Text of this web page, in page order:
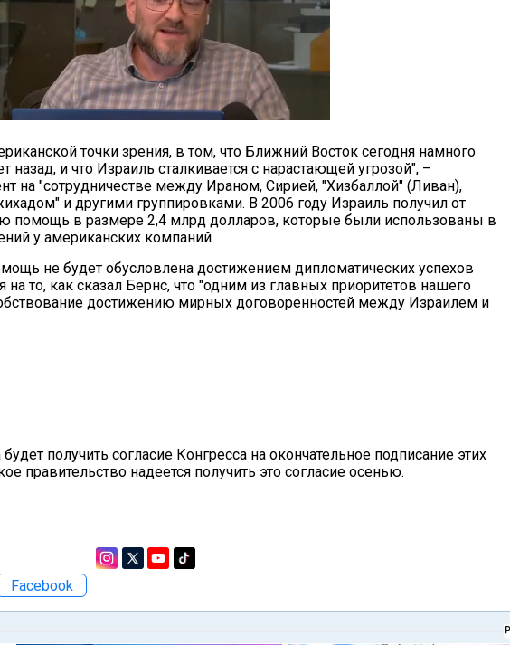
точки зрения, в том, что Ближний Восток сегодня намного
назад, и что Израиль сталкивается с нарастающей угрозой", –
на "сотрудничестве между Ираном, Сирией, "Хизбаллой" (Ливан),
и другими группировками. В 2006 году Израиль получил от
помощь в размере 2,4 млрд долларов, которые были использованы в
у американских компаний.
не будет обусловлена достижением дипломатических успехов
то, как сказал Бернс, что "одним из главных приоритетов нашего
достижению мирных договоренностей между Израилем и
получить согласие Конгресса на окончательное подписание этих
правительство надеется получить это согласие осенью.
Facebook